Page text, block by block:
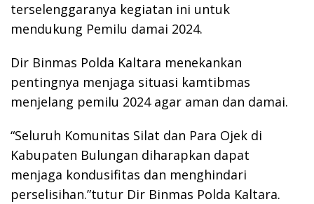
terselenggaranya kegiatan ini untuk
mendukung Pemilu damai 2024.
Dir Binmas Polda Kaltara menekankan
pentingnya menjaga situasi kamtibmas
menjelang pemilu 2024 agar aman dan damai.
“Seluruh Komunitas Silat dan Para Ojek di
Kabupaten Bulungan diharapkan dapat
menjaga kondusifitas dan menghindari
perselisihan.”tutur Dir Binmas Polda Kaltara.